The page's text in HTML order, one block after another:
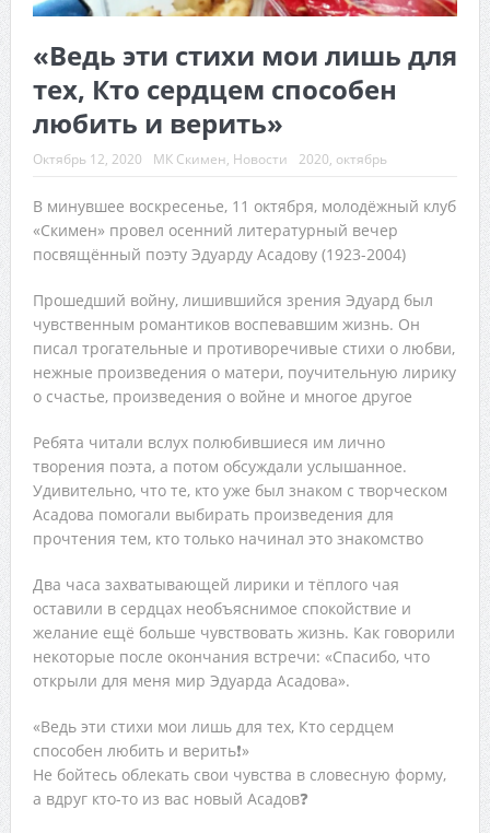
«Ведь эти стихи мои лишь для
тех, Кто сердцем способен
любить и верить»
Октябрь 12, 2020 МК Скимен, Новости 2020, октябрь
В минувшее воскресенье, 11 октября, молодёжный клуб
«Скимен» провел осенний литературный вечер
посвящённый поэту Эдуарду Асадову (1923-2004)
Прошедший войну, лишившийся зрения Эдуард был
чувственным романтиков воспевавшим жизнь. Он
писал трогательные и противоречивые стихи о любви,
нежные произведения о матери, поучительную лирику
о счастье, произведения о войне и многое другое
Ребята читали вслух полюбившиеся им лично
творения поэта, а потом обсуждали услышанное.
Удивительно, что те, кто уже был знаком с творческом
Асадова помогали выбирать произведения для
прочтения тем, кто только начинал это знакомство
Два часа захватывающей лирики и тёплого чая
оставили в сердцах необъяснимое спокойствие и
желание ещё больше чувствовать жизнь. Как говорили
некоторые после окончания встречи: «Спасибо, что
открыли для меня мир Эдуарда Асадова».
«Ведь эти стихи мои лишь для тех, Кто сердцем
способен любить и верить❗»
Не бойтесь облекать свои чувства в словесную форму,
а вдруг кто-то из вас новый Асадов❓